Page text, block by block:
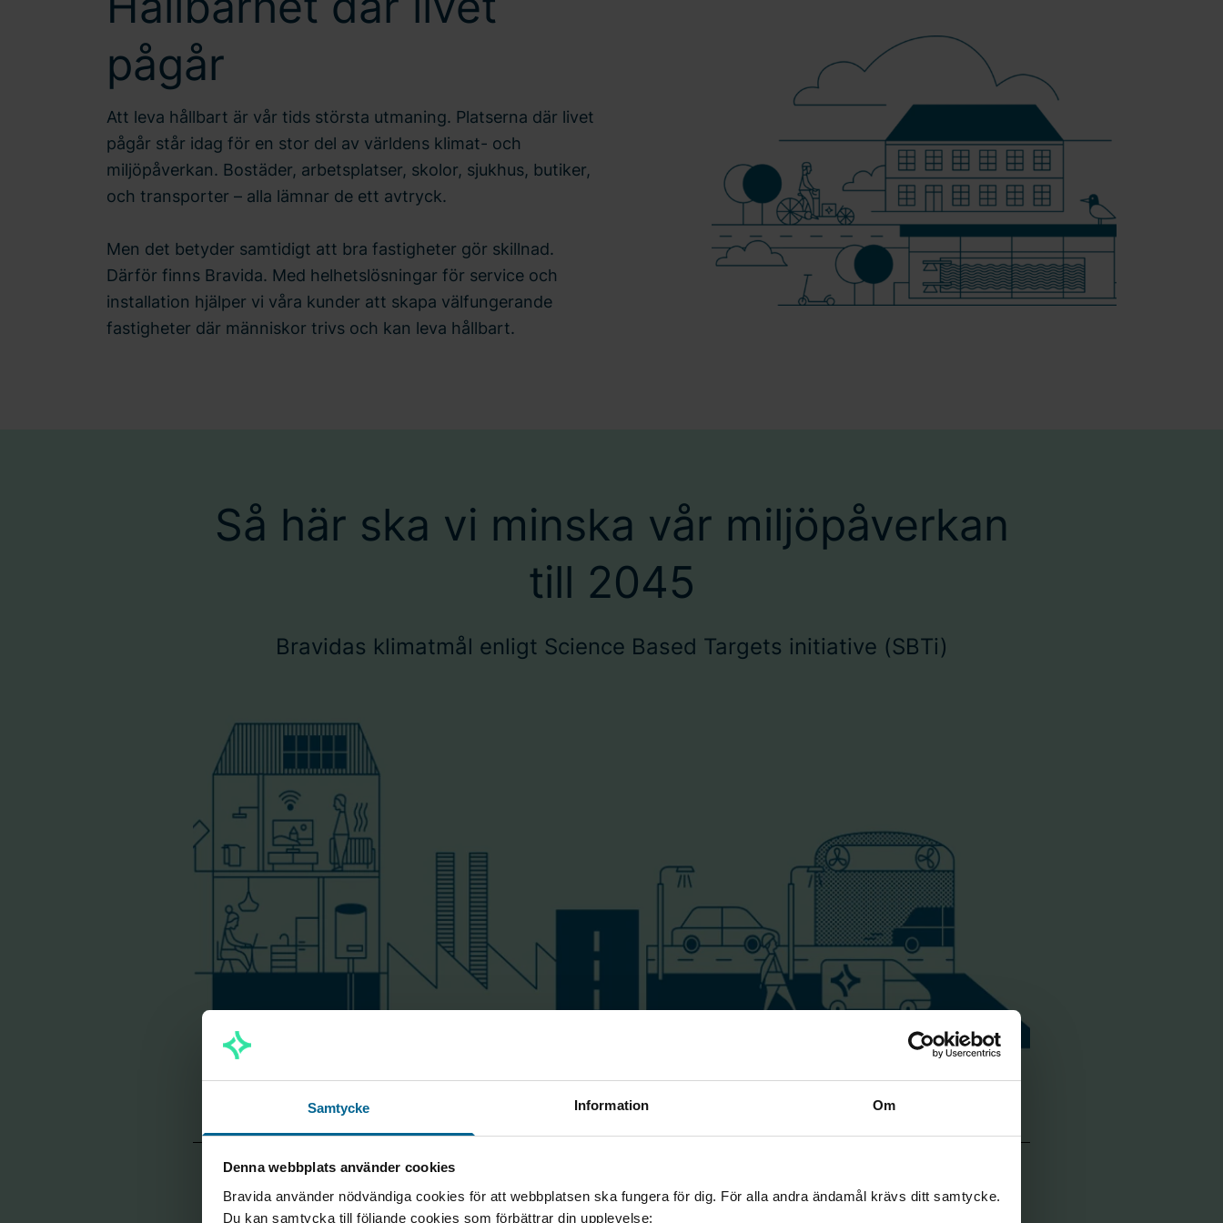
Samtycke Information Om
Denna webbplats använder cookies
Bravida använder nödvändiga cookies för att webbplatsen ska fungera för dig. För alla andra ändamål krävs ditt samtycke.
Du kan samtycka till följande cookies som förbättrar din upplevelse:
pågår
Att leva hållbart är vår tids största utmaning. Platserna där livet
pågår står idag för en stor del av världens klimat- och
miljöpåverkan. Bostäder, arbetsplatser, skolor, sjukhus, butiker,
och transporter – alla lämnar de ett avtryck.
Men det betyder samtidigt att bra fastigheter gör skillnad.
Därför finns Bravida. Med helhetslösningar för service och
installation hjälper vi våra kunder att skapa välfungerande
fastigheter där människor trivs och kan leva hållbart.
Så här ska vi minska vår miljöpåverkan​
till 2045
Bravidas klimatmål enligt Science Based Targets initiative (SBTi)
2029
- 42 % 76 % 70 % CO2=0